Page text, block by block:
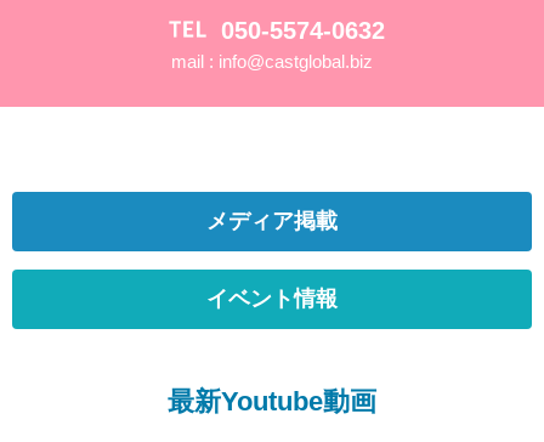
050-5574-0632
mail : info@castglobal.biz
メディア掲載
イベント情報
最新Youtube動画